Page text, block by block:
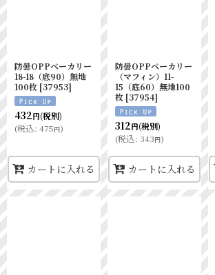
防曇OPPベーカリー
18-18（底90）無地
100枚 [37953]
432円(税別)
(税込: 475円)
カートに入れる
防曇OPPベーカリー
（マフィン）11-
15（底60）無地100
枚 [37954]
312円(税別)
(税込: 343円)
カートに入れる